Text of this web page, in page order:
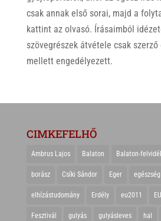
csak annak első sorai, majd a
kattint az olvasó. Írásaimból
szövegrészek átvétele csak
mellett engedélyezett.
CIMKEFELHŐ
Ambrus Lajos Balaton Balaton-
borász Csíki Sándor Eger egészség
elhízástudomány Erdély eu2011
Fesztivál gulyás gulyásleves hal